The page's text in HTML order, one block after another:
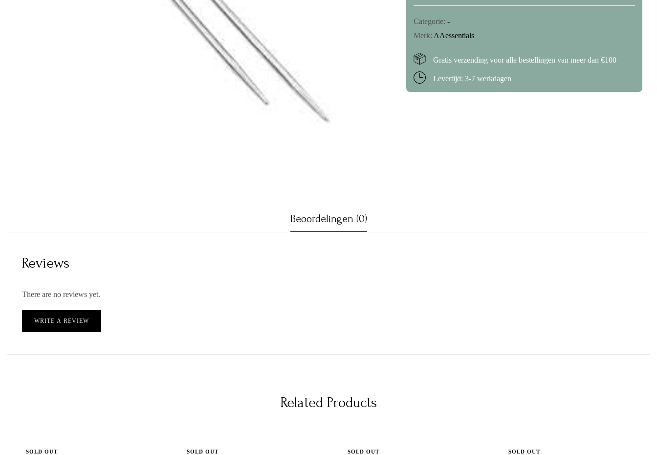
Categorie:-
Merk: AAessentials
Gratis verzending voor alle bestellingen van meer dan €100
Levertijd: 3-7 werkdagen
Beoordelingen (0)
Reviews
There are no reviews yet.
WRITE A REVIEW
Related Products
SOLD OUT SOLD OUT SOLD OUT SOLD OUT